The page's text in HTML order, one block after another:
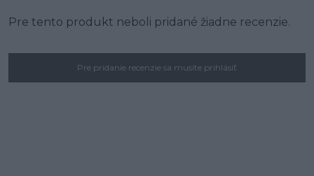
Pre tento produkt neboli pridané žiadne recenzie.
Pre pridanie recenzie sa musíte prihlásiť